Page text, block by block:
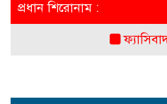
প্রধান শিরোনাম :